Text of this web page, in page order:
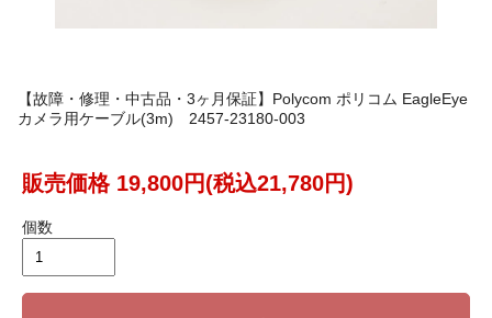
05です）
【故障・修理・中古品・3ヶ月保証】Polycom ポリコム EagleEye
カメラ用ケーブル(3m) 2457-23180-003
販売価格 19,800円(税込21,780円)
個数